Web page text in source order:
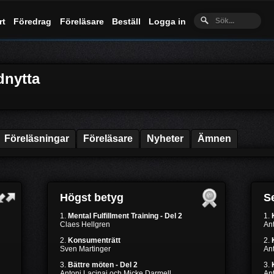
Föredrag Föreläsare Beställ Logga in
Föreläsningar Föreläsare Nyheter Ämnen
Högst betyg
1. Mental Fulfillment Training - Del 2
Claes Hellgren
2. Konsumenträtt
Sven Martinger
3. Bättre möten - Del 2
1.
2.
3.